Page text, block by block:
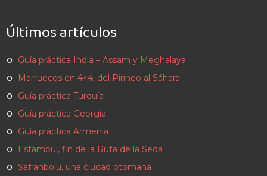
Últimos artículos
Guía práctica India – Assam y Meghalaya
Marruecos en 4×4, del Pirineo al Sáhara
Guía práctica Turquía
Guía práctica Georgia
Guía práctica Armenia
Estambul, fin de la Ruta de la Seda
Safranbolu, una ciudad otomana